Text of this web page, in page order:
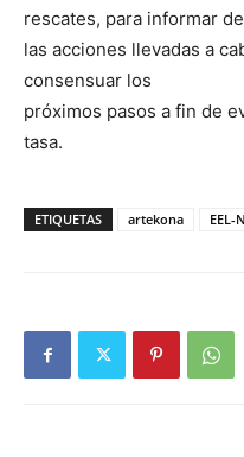
rescates, para informar de
las acciones llevadas a
consensuar los
próximos pasos a fin de
tasa.
ETIQUETAS artekona EEL-